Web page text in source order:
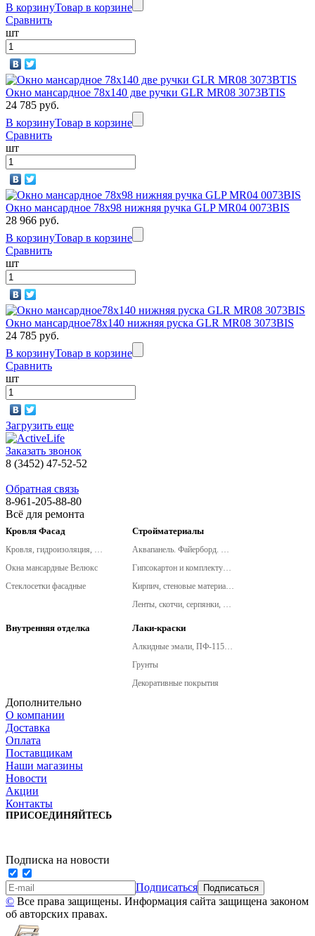
В корзинуТовар в корзине
Сравнить
шт
Окно мансардное 78x140 две ручки GLR MR08 3073BTIS
24 785 руб.
В корзинуТовар в корзине
Сравнить
шт
Окно мансардное 78x98 нижняя ручка GLP MR04 0073BIS
28 966 руб.
В корзинуТовар в корзине
Сравнить
шт
Окно мансардное78х140 нижняя руска GLR MR08 3073BIS
24 785 руб.
В корзинуТовар в корзине
Сравнить
шт
Загрузить еще
Заказать звонок
8 (3452) 47-52-52
Обратная связь
8-961-205-88-80
Всё для ремонта
Кровля Фасад
Кровля, гидроизоляция, металлочерепица, сайдинг
Окна мансардные Велюкс
Стеклосетки фасадные
Стройматериалы
Аквапанель. Файерборд. Клинео. (новинки КНАУФ!)
Гипсокартон и комплектующие
Кирпич, стеновые материалы
Ленты, скотчи, серпянки, сетки армировочные
Внутренняя отделка Лаки-краски
Алкидные эмали, ПФ-115, ПФ-266
Грунты
Декоративные покрытия
Дополнительно
О компании
Доставка
Оплата
Поставщикам
Наши магазины
Новости
Акции
Контакты
ПРИСОЕДИНЯЙТЕСЬ
Подписка на новости
Подписаться
© Все права защищены. Информация сайта защищена законом
об авторских правах.